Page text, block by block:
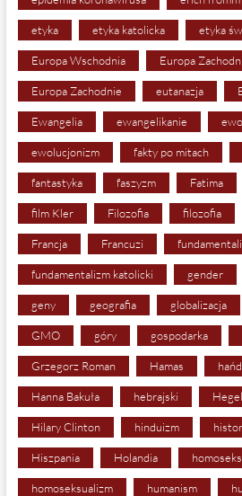
etyka etyka katolicka etyka
Europa Wschodnia Europa
Europa Zachodnie eutanazja
Ewangelia ewangelikanie
ewolucjonizm fakty po mitach
fantastyka faszyzm Fatima
film Kler Filozofia filozofia
Francja Francuzi
fundamentalizm katolicki gender
geny geografia globalizacja
GMO góry gospodarka
Grzegorz Roman Hamas
Hanna Bakuła hebrajski Hegel
Hilary Clinton hinduizm
Hiszpania Holandia
homoseksualizm humanism